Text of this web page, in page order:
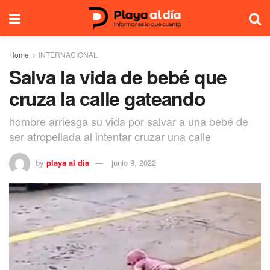
Home INTERNACIONAL
Salva la vida de bebé que
cruza la calle gateando
hombre arriesga su vida por salvar a una bebé de
ser atropellada al intentar cruzar una calle
by playa al dia junio 9, 2022